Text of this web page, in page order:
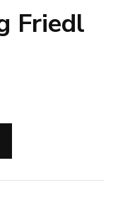
Friedl